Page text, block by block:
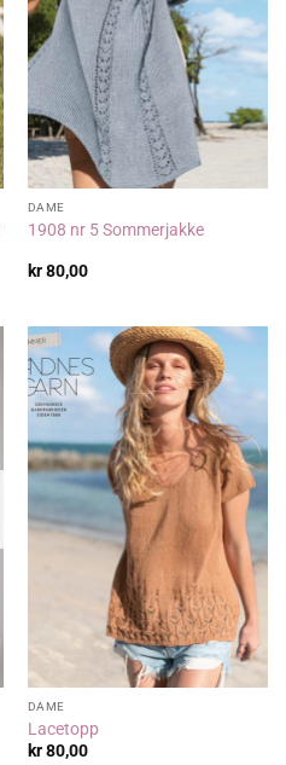
DAME
1908 nr 5 Sommerjakke
kr80,00
DAME
Lacetopp
kr80,00